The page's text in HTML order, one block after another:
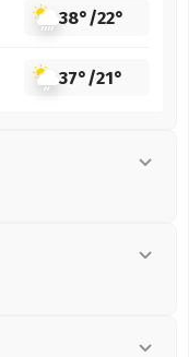
38°/22°
37°/21°